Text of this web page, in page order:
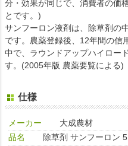
分・効果が同じで、消費者の価
とです。)
サンフーロン液剤は、除草剤の
です。農薬登録後、12年間の信
中で、ラウンドアップハイロー
す。(2005年版 農薬要覧による)
仕様
メーカー
大成農材
品名
除草剤 サンフーロン